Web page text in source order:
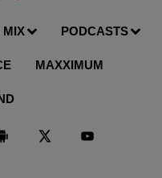
MIX PODCASTS
MAXXIMUM